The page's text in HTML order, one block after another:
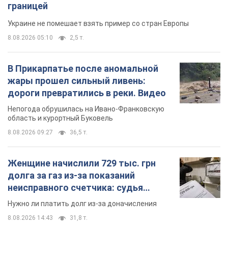
границей
Украине не помешает взять пример со стран Европы
8.08.2026 05:10 2,5 т.
В Прикарпатье после аномальной
жары прошел сильный ливень:
дороги превратились в реки. Видео
Непогода обрушилась на Ивано-Франковскую
область и курортный Буковель
8.08.2026 09:27 36,5 т.
Женщине начислили 729 тыс. грн
долга за газ из-за показаний
неисправного счетчика: судья
вынес неожиданное решение
Нужно ли платить долг из-за доначисления
8.08.2026 14:43 31,8 т.